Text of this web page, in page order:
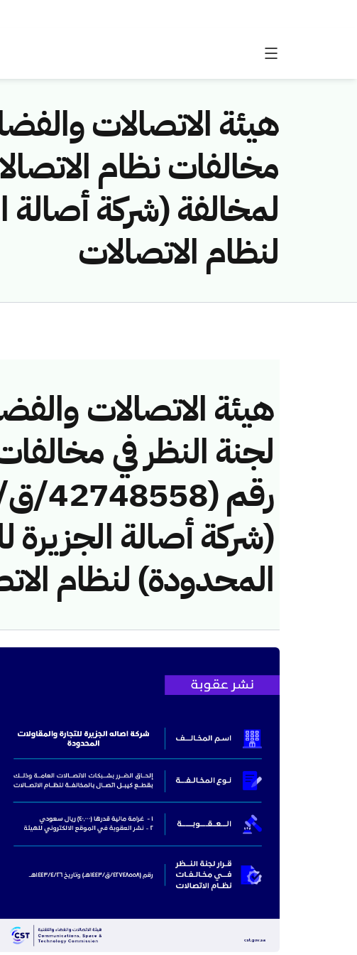
هيئة الاتصالات
لمخالفة (شركة أصالة
لنظام الاتصالات
هيئة الاتصالات
لجنة النظر في
(شركة أصالة الجزيرة
المحدودة) لنظام